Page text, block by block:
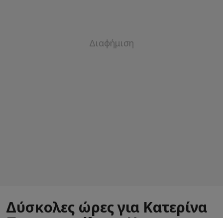
Δύσκολες ώρες για Κατερίνα